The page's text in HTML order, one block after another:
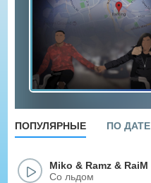
ПОПУЛЯРНЫЕ ПО ДАТЕ
Miko & Ramz & RaiM
Со льдом